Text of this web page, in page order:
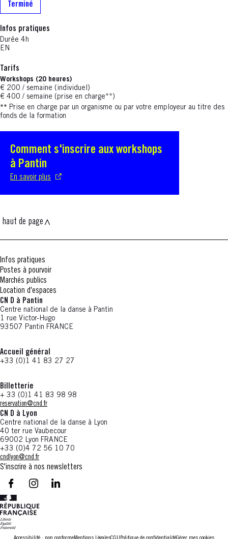
Terminé
Infos pratiques
Durée 4h
EN
Tarifs
Workshops (20 heures)
€ 200 / semaine (individuel)
€ 400 / semaine (prise en charge**)
** Prise en charge par un organisme ou par votre employeur au titre des
fonds de la formation
Comment s'inscrire aux workshops
à Pantin
En savoir plus
S'ouvre dans une nouvelle fenêtre
haut de page
Infos pratiques
Postes à pourvoir
Marchés publics
Location d'espaces
CN D à Pantin
Centre national de la danse à Pantin
1 rue Victor-Hugo
93507 Pantin FRANCE
Accueil général
+33 (0)1 41 83 27 27
Billetterie
+ 33 (0)1 41 83 98 98
reservation@cnd.fr
CN D à Lyon
Centre national de la danse à Lyon
40 ter rue Vaubecour
69002 Lyon FRANCE
+33 (0)4 72 56 10 70
cndlyon@cnd.fr
S'inscrire à nos newsletters
facebook - CN D - Nouvelle fenêtre
instagram - CN D - Nouvelle fenêtre
LinkedIn - CN D - Nouvelle fenêtre